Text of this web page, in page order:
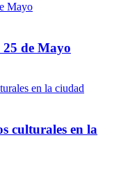
de Mayo
culturales en la